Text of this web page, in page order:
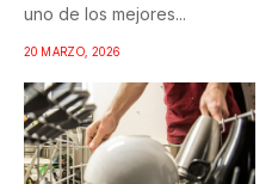
uno de los mejores...
20 MARZO, 2026